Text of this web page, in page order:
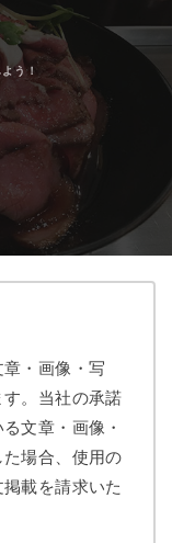
・画像・写
。当社の承諾
文章・画像・
場合、使用の
載を請求いた